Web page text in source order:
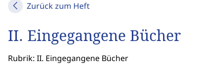
Zurück zum Heft
II. Eingegangene Bücher
Rubrik: II. Eingegangene Bücher